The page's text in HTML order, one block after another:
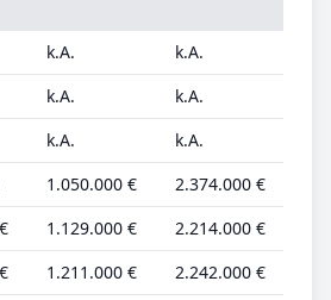
k.A. k.A.
k.A. k.A.
k.A. k.A.
1.050.000 € 2.374.000 €
1.129.000 € 2.214.000 €
1.211.000 € 2.242.000 €